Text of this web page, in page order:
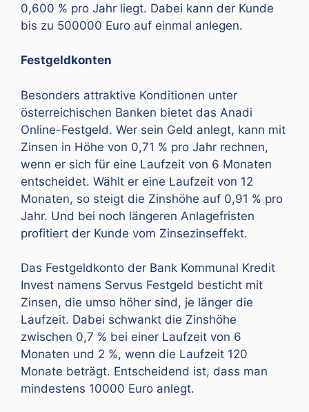
0,600 % pro Jahr liegt. Dabei kann der Kunde
bis zu 500000 Euro auf einmal anlegen.
Festgeldkonten
Besonders attraktive Konditionen unter
österreichischen Banken bietet das Anadi
Online-Festgeld. Wer sein Geld anlegt, kann mit
Zinsen in Höhe von 0,71 % pro Jahr rechnen,
wenn er sich für eine Laufzeit von 6 Monaten
entscheidet. Wählt er eine Laufzeit von 12
Monaten, so steigt die Zinshöhe auf 0,91 % pro
Jahr. Und bei noch längeren Anlagefristen
profitiert der Kunde vom Zinsezinseffekt.
Das Festgeldkonto der Bank Kommunal Kredit
Invest namens Servus Festgeld besticht mit
Zinsen, die umso höher sind, je länger die
Laufzeit. Dabei schwankt die Zinshöhe
zwischen 0,7 % bei einer Laufzeit von 6
Monaten und 2 %, wenn die Laufzeit 120
Monate beträgt. Entscheidend ist, dass man
mindestens 10000 Euro anlegt.